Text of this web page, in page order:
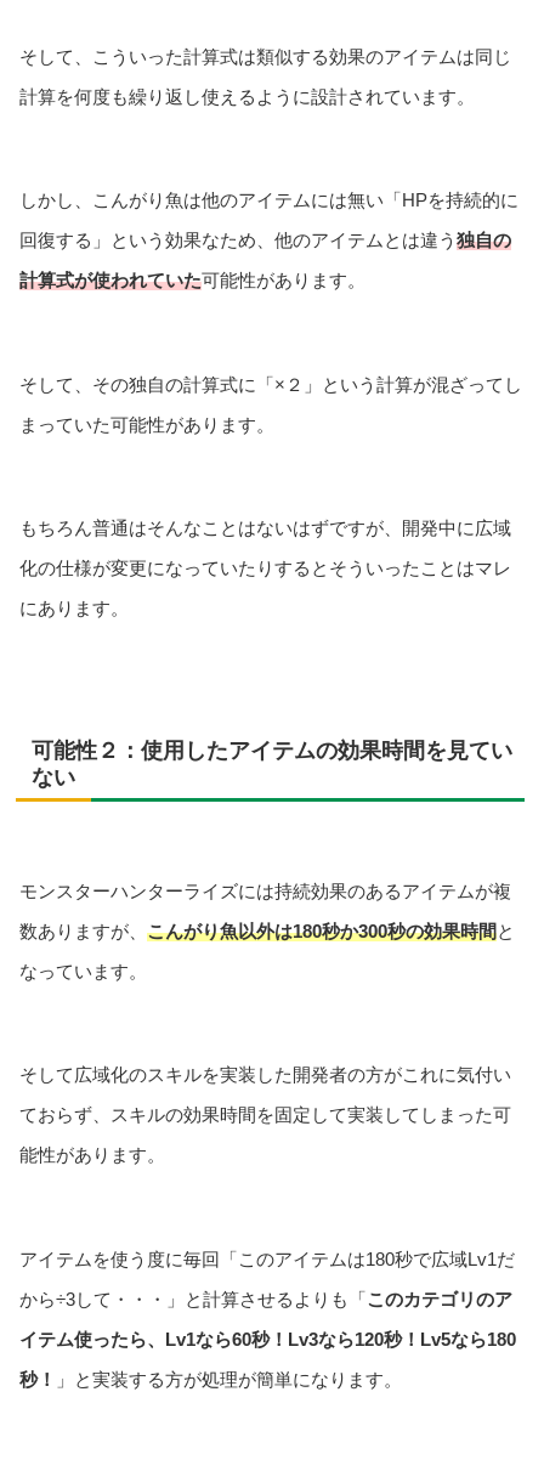
そして、こういった計算式は類似する効果のアイテムは同じ
計算を何度も繰り返し使えるように設計されています。
しかし、こんがり魚は他のアイテムには無い「HPを持続的に
回復する」という効果なため、他のアイテムとは違う 独自の
計算式が使われていた可能性があります。
そして、その独自の計算式に「×２」という計算が混ざってし
まっていた可能性があります。
もちろん普通はそんなことはないはずですが、開発中に広域
化の仕様が変更になっていたりするとそういったことはマレ
にあります。
可能性２：使用したアイテムの効果時間を見てい
ない
モンスターハンターライズには持続効果のあるアイテムが複
数ありますが、 こんがり魚以外は180秒か300秒の効果時間と
なっています。
そして広域化のスキルを実装した開発者の方がこれに気付い
ておらず、スキルの効果時間を固定して実装してしまった可
能性があります。
アイテムを使う度に毎回「このアイテムは180秒で広域Lv1だ
から÷3して・・・」と計算させるよりも「このカテゴリのア
イテム使ったら、Lv1なら60秒！Lv3なら120秒！Lv5なら180
秒！
」と実装する方が処理が簡単になります。